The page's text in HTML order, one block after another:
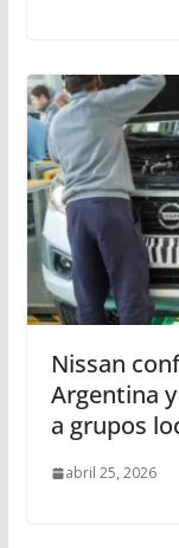
Nissan
Argentina
a grupos
abril 25, 2026